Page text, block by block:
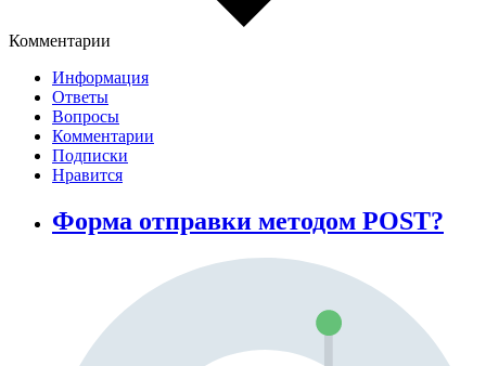
Комментарии
Информация
Ответы
Вопросы
Комментарии
Подписки
Нравится
Форма отправки методом POST?